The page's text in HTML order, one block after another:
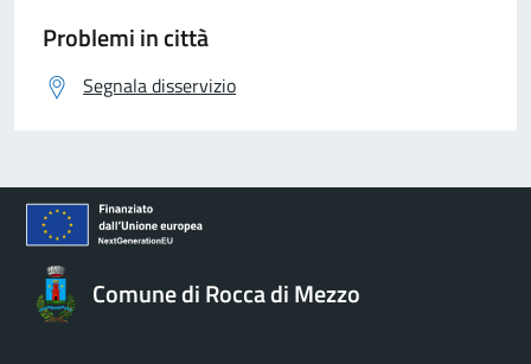
Problemi in città
Segnala disservizio
Comune di Rocca di Mezzo